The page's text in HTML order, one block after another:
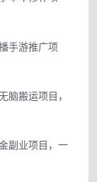
手游推广项
脑搬运项目，
副业项目，一